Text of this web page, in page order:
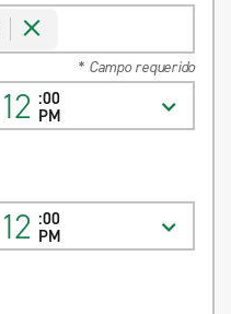
* Campo requerido
12 :00
PM
12 :00
PM